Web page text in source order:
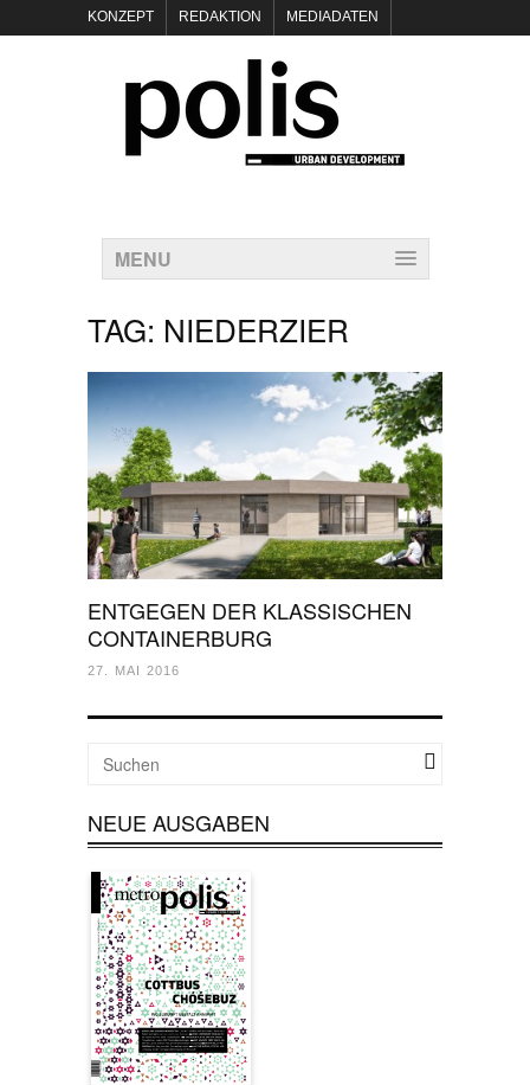
KONZEPT REDAKTION MEDIADATEN
POLIS KEYNOTES
KONTAKT DATENSCHUTZ IMPRESSUM
MENU
TAG: NIEDERZIER
ENTGEGEN DER KLASSISCHEN
CONTAINERBURG
27. MAI 2016
NEUE AUSGABEN